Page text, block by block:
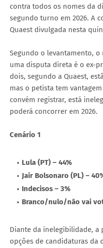
contra todos os nomes da
segundo turno em 2026. A
Quaest divulgada nesta
Segundo o levantamento,
uma disputa direta é o ex-
dois, segundo a Quaest,
mas o petista tem
convém registrar, está
poderá concorrer em 2026.
Cenário 1
Lula (PT) – 44%
Jair Bolsonaro (PL) –
Indecisos – 3%
Branco/nulo/não vai
Diante da inelegibilidade,
opções de candidaturas da